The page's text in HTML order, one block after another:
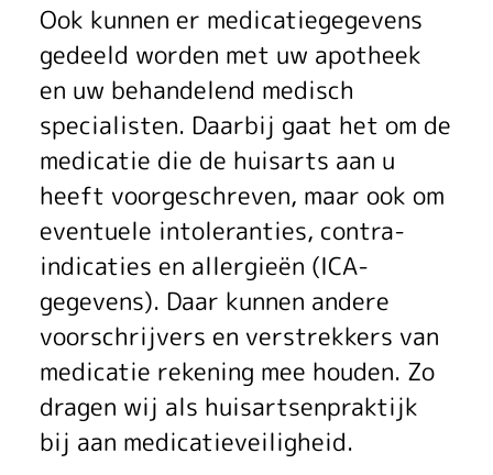
Ook kunnen er medicatiegegevens
gedeeld worden met uw apotheek
en uw behandelend medisch
specialisten. Daarbij gaat het om de
medicatie die de huisarts aan u
heeft voorgeschreven, maar ook om
eventuele intoleranties, contra-
indicaties en allergieën (ICA-
gegevens). Daar kunnen andere
voorschrijvers en verstrekkers van
medicatie rekening mee houden. Zo
dragen wij als huisartsenpraktijk
bij aan medicatieveiligheid.